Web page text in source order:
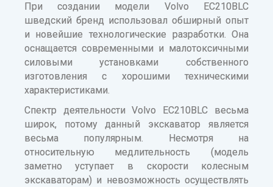
При создании модели Volvo EC210BLC
шведский бренд использовал обширный опыт
и новейшие технологические разработки. Она
оснащается современными и малотоксичными
силовыми установками собственного
изготовления с хорошими техническими
характеристиками.
Спектр деятельности Volvo EC210BLC весьма
широк, потому данный экскаватор является
весьма популярным. Несмотря на
относительную медлительность (модель
заметно уступает в скорости колесным
экскаваторам) и невозможность осуществлять